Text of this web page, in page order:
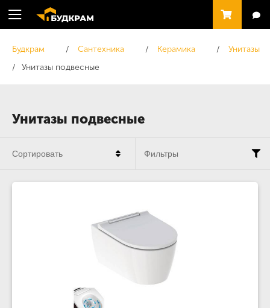
Унитазы подвесные
Будкрам Сантехника Керамика
Унитазы
Унитазы подвесные
Сортировать Фильтры